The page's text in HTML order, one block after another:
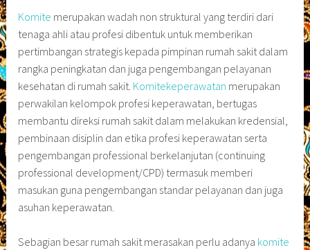
Komite merupakan wadah non struktural yang terdiri dari
tenaga ahli atau profesi dibentuk untuk memberikan
pertimbangan strategis kepada pimpinan rumah sakit dalam
rangka peningkatan dan juga pengembangan pelayanan
kesehatan di rumah sakit. Komitekeperawatan merupakan
perwakilan kelompok profesi keperawatan, bertugas
membantu direksi rumah sakit dalam melakukan kredensial,
pembinaan disiplin dan etika profesi keperawatan serta
pengembangan professional berkelanjutan (continuing
professional development/CPD) termasuk memberi
masukan guna pengembangan standar pelayanan dan juga
asuhan keperawatan.
Sebagian besar rumah sakit merasakan perlu adanya komite